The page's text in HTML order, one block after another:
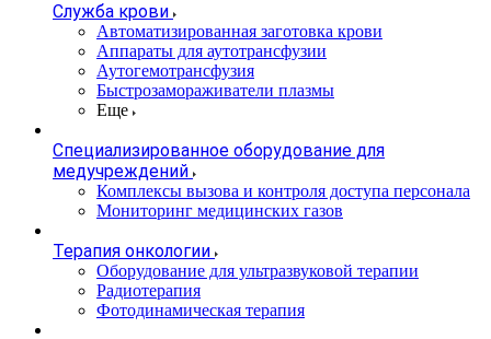
Служба крови
Автоматизированная заготовка крови
Аппараты для аутотрансфузии
Аутогемотрансфузия
Быстрозамораживатели плазмы
Еще
Специализированное оборудование для
медучреждений
Комплексы вызова и контроля доступа персонала
Мониторинг медицинских газов
Терапия онкологии
Оборудование для ультразвуковой терапии
Радиотерапия
Фотодинамическая терапия